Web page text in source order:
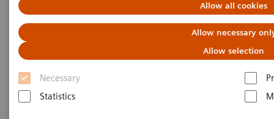
Allow all cookies
Allow necessary
Allow selection
Necessary
Statistics
Systèmes d'échographie pour
l'obstétrique et la gynécologie
Siemens’OB/GYN ultrasound systems
increase
diagnostic clarity and workflow efficiency by